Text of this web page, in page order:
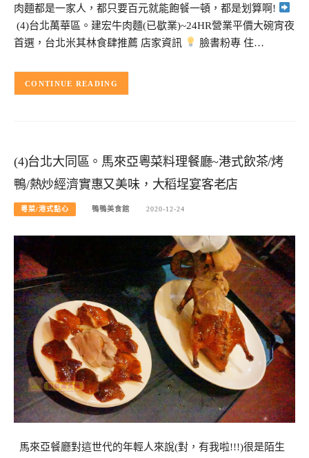
肉麵都是一家人，都只要百元就能飽餐一頓，都是划算啊!
(4)台北萬華區。建宏牛肉麵(已歇業)~24HR營業平價大碗宵夜
首選，台北米其林食肆推薦 店家資訊
臉書粉專 住…
CONTINUE READING
(4)台北大同區。馬來亞粵菜料理餐廳~港式飲茶/烤
鴨/熱炒經濟實惠又美味，大稻埕宴客老店
粵菜/港式點心 鴨鴨美食館 2020-12-24
馬來亞餐廳對這世代的年輕人來說(對，有我啦!!!)很是陌生